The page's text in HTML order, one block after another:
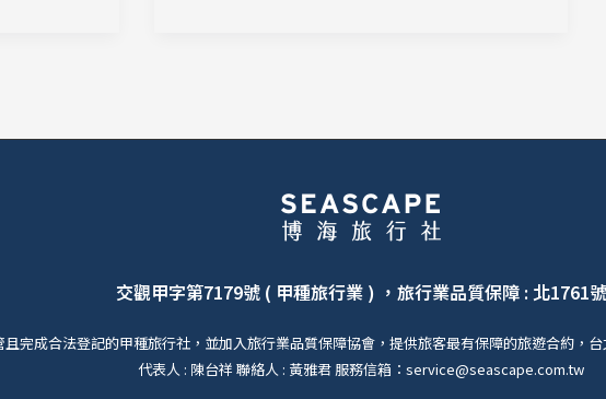
交觀甲字第7179號 ( 甲種旅行業 ) ，旅行業品質保障 : 北1761號
完成合法登記的甲種旅行社，並加入旅行業品質保障協會，提供旅客最有保障的旅遊合約，
代表人 : 陳台祥 聯絡人 : 黃雅君 服務信箱：service@seascape.com.tw